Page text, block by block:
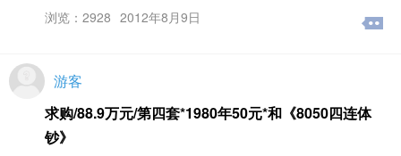
浏览：2928 2012年8月9日
游客
求购/88.9万元/第四套*1980年50元*和《8050四连体
钞》